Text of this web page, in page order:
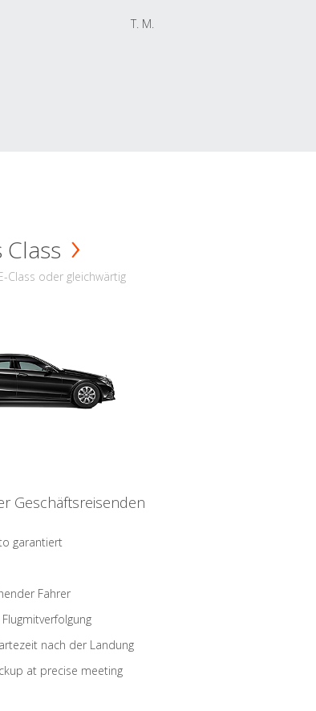
T. M.
Class
Class oder gleichwärtig
Geschäftsreisenden
garantiert
Fahrer
nach der Landung
at precise meeting